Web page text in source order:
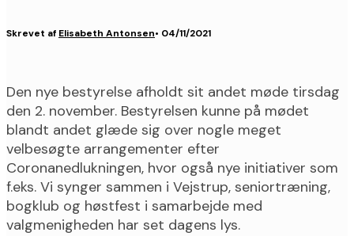
Skrevet af Elisabeth Antonsen• 04/11/2021
Den nye bestyrelse afholdt sit andet møde tirsdag
den 2. november. Bestyrelsen kunne på mødet
blandt andet glæde sig over nogle meget
velbesøgte arrangementer efter
Coronanedlukningen, hvor også nye initiativer som
f.eks. Vi synger sammen i Vejstrup, seniortræning,
bogklub og høstfest i samarbejde med
valgmenigheden har set dagens lys.